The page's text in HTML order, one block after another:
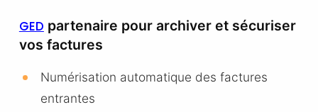
GED partenaire pour archiver et sécuriser
vos factures
Numérisation automatique des factures
entrantes